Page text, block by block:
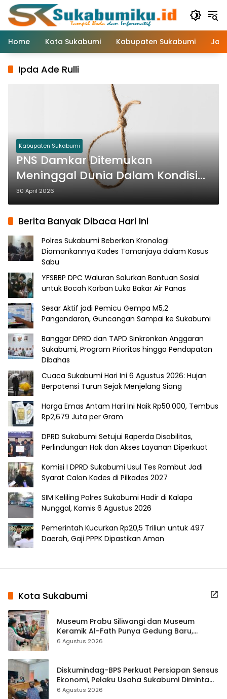
Langsung
konten
Home
Kota Sukabumi Kabupaten Sukabumi
Ipda Ade Rulli
Kabupaten Sukabumi
PNS Damkar Ditemukan
Meninggal Dunia Dalam Kondisi
Tergantung di Gunungguruh
Sukabumi
30 April 2026
Berita Banyak Dibaca Hari Ini
Polres Sukabumi Beberkan Kronologi
Diamankannya Kades Tamanjaya dalam Kasus
Sabu
YFSBBP DPC Waluran Salurkan Bantuan Sosial
untuk Bocah Korban Luka Bakar Air Panas
Sesar Aktif jadi Pemicu Gempa M5,2
Pangandaran, Guncangan Sampai ke Sukabumi
Banggar DPRD dan TAPD Sinkronkan Anggaran
Sukabumi, Program Prioritas hingga Pendapatan
Dibahas
Cuaca Sukabumi Hari Ini 6 Agustus 2026: Hujan
Berpotensi Turun Sejak Menjelang Siang
Harga Emas Antam Hari Ini Naik Rp50.000, Tembus
Rp2,679 Juta per Gram
DPRD Sukabumi Setujui Raperda Disabilitas,
Perlindungan Hak dan Akses Layanan Diperkuat
Komisi I DPRD Sukabumi Usul Tes Rambut Jadi
Syarat Calon Kades di Pilkades 2027
SIM Keliling Polres Sukabumi Hadir di Kalapa
Nunggal, Kamis 6 Agustus 2026
Pemerintah Kucurkan Rp20,5 Triliun untuk 497
Daerah, Gaji PPPK Dipastikan Aman
Kota Sukabumi
Museum Prabu Siliwangi dan Museum
Keramik Al-Fath Punya Gedung Baru,
Hampir 500 Koleksi Dipisahkan
6 Agustus 2026
Diskumindag-BPS Perkuat Persiapan Sensus
Ekonomi, Pelaku Usaha Sukabumi Diminta
Terbuka Beri Data
6 Agustus 2026